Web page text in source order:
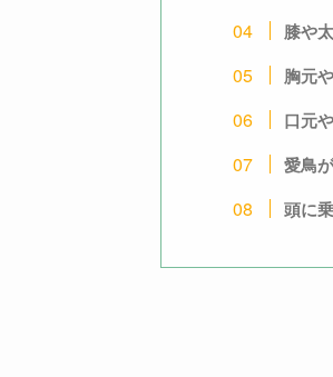
膝や
胸元
口元
愛鳥
頭に